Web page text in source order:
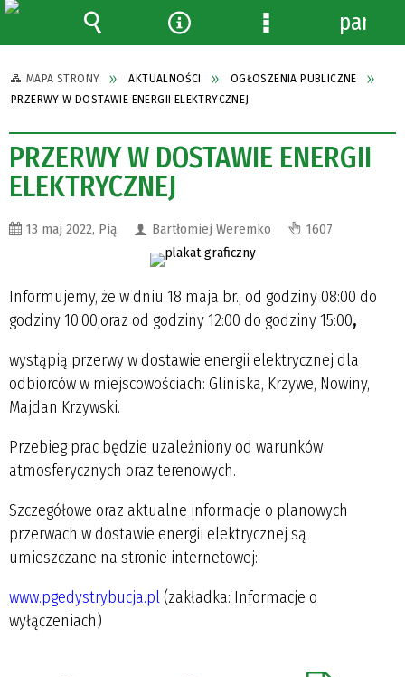
MAPA STRONY AKTUALNOŚCI
OGŁOSZENIA PUBLICZNE
PRZERWY W DOSTAWIE ENERGII ELEKTRYCZNEJ
PRZERWY W DOSTAWIE ENERGII
ELEKTRYCZNEJ
13 maj 2022, Pią Bartłomiej Weremko 1607
Informujemy, że w dniu 18 maja br., od godziny 08:00 do
godziny 10:00,oraz od godziny 12:00 do godziny 15:00,
wystąpią przerwy w dostawie energii elektrycznej dla
odbiorców w miejscowościach: Gliniska, Krzywe, Nowiny,
Majdan Krzywski.
Przebieg prac będzie uzależniony od warunków
atmosferycznych oraz terenowych.
Szczegółowe oraz aktualne informacje o planowych
przerwach w dostawie energii elektrycznej są
umieszczane na stronie internetowej:
www.pgedystrybucja.pl(zakładka: Informacje o
wyłączeniach)
WyszukiwarkaNarzędziaMenu
szczegółowe
panel